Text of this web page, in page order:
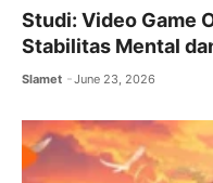
Studi: Video Game
Stabilitas Mental
Slamet June 23, 2026